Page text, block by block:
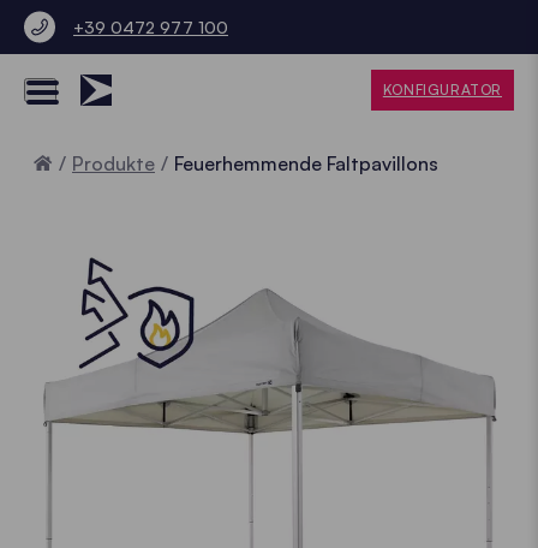
+39 0472 977 100
KONFIGURATOR
Home
Produkte Feuerhemmende Faltpavillons